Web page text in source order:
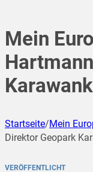
Mein
Startseite/Mein
Direktor Geopark
VERÖFFENTLICHT